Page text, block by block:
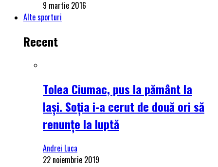
9 martie 2016
Alte sporturi
Recent
Tolea Ciumac, pus la pământ la
Iași. Soția i-a cerut de două ori să
renunțe la luptă
Andrei Luca
22 noiembrie 2019